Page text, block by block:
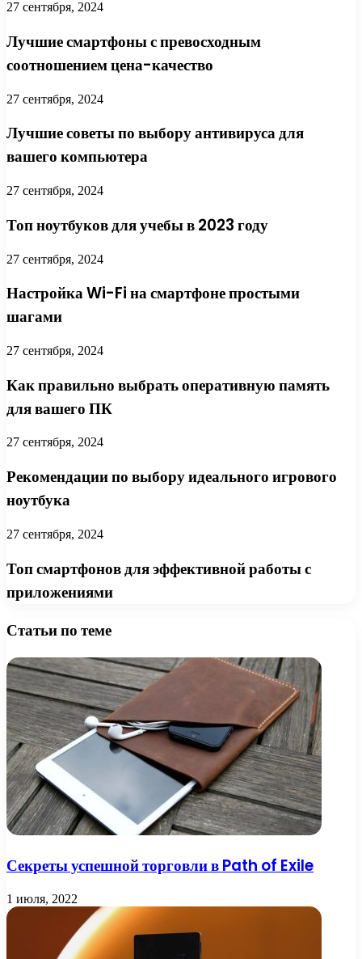
27 сентября, 2024
Лучшие смартфоны с превосходным
соотношением цена-качество
27 сентября, 2024
Лучшие советы по выбору антивируса для
вашего компьютера
27 сентября, 2024
Топ ноутбуков для учебы в 2023 году
27 сентября, 2024
Настройка Wi-Fi на смартфоне простыми
шагами
27 сентября, 2024
Как правильно выбрать оперативную память
для вашего ПК
27 сентября, 2024
Рекомендации по выбору идеального игрового
ноутбука
27 сентября, 2024
Топ смартфонов для эффективной работы с
приложениями
Статьи по теме
Секреты успешной торговли в Path of Exile
1 июля, 2022